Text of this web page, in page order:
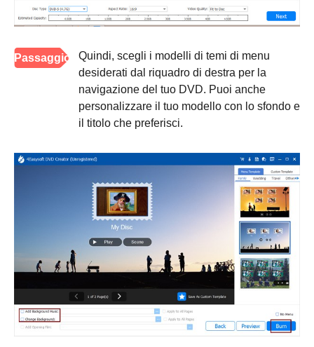
Passaggio
Quindi, scegli i modelli di temi di menu
desiderati dal riquadro di destra per la
navigazione del tuo DVD. Puoi anche
personalizzare il tuo modello con lo sfondo e
il titolo che preferisci.